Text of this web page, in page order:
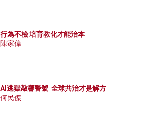
行為不檢 培育教化才能治本
陳家偉
AI逃獄敲響警號 全球共治才是解方
何民傑